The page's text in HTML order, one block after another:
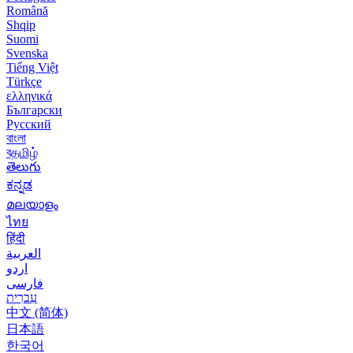
Română
Shqip
Suomi
Svenska
Tiếng Việt
Türkçe
ελληνικά
Български
Русский
বাংলা
বதமிழ்
తెలుగు
ಕನ್ನಡ
മലയാളം
ไทย
हिंदी
العربية
اردو
فارسی
עִברִית
中文 (简体)
日本語
한국어